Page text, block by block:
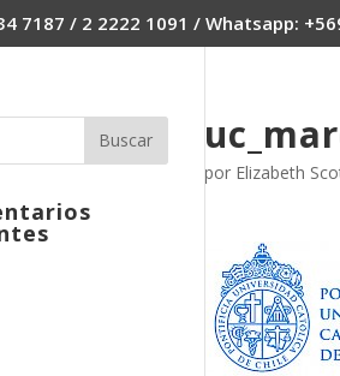
7187 / 2 2222 1091 / Whatsapp:
por Elizabeth